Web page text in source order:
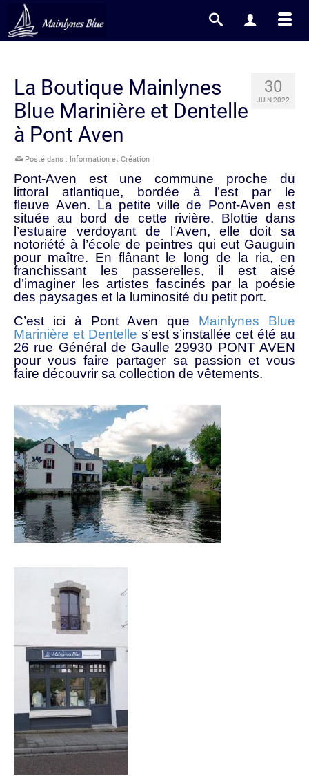
30
JUIN 2022
La Boutique Mainlynes
Blue Marinière et Dentelle
à Pont Aven
Posté dans : Information et Création |
Pont-Aven est une commune proche du
littoral atlantique, bordée à l’est par le
fleuve Aven. La petite ville de Pont-Aven est
située au bord de cette rivière. Blottie dans
l’estuaire verdoyant de l’Aven, elle doit sa
notoriété à l’école de peintres qui eut Gauguin
pour maître. En flânant le long de la ria, en
franchissant les passerelles, il est aisé
d’imaginer les artistes fascinés par la poésie
des paysages et la luminosité du petit port.
C’est ici à Pont Aven que Mainlynes Blue
Marinière et Dentelle s’est s’installée cet été au
26 rue Général de Gaulle 29930 PONT AVEN
pour vous faire partager sa passion et vous
faire découvrir sa collection de vêtements.